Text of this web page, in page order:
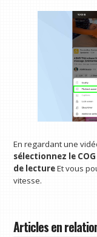
En regardant une
sélectionnez le
de lectureEt vous
vitesse.
Articles en